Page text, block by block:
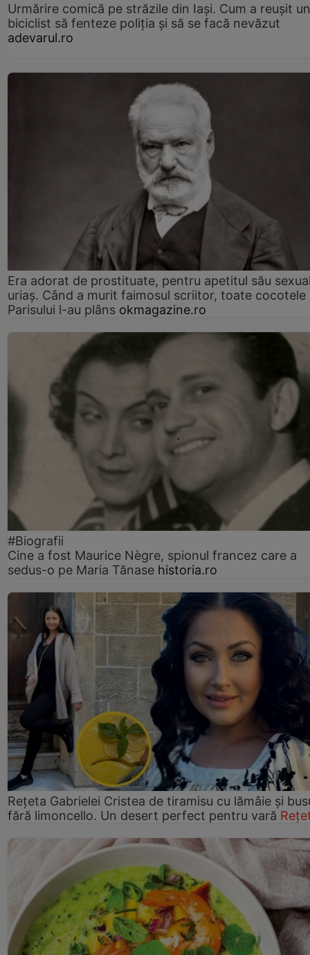
Urmărire comică pe străzile din Iași. Cum a reușit un
biciclist să fenteze poliția și să se facă nevăzut
adevarul.ro
Era adorat de prostituate, pentru apetitul său
uriaș. Când a murit faimosul scriitor, toate cocotele
Parisului l-au plâns okmagazine.ro
#Biografii
Cine a fost Maurice Nègre, spionul francez care a
sedus-o pe Maria Tănase historia.ro
Rețeta Gabrielei Cristea de tiramisu cu lămâie și
fără limoncello. Un desert perfect pentru vară